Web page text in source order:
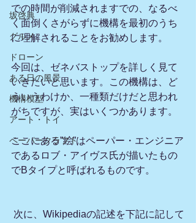
坂啓典
グルメ
ドローン
ある日の風景
機構模型
アート・トイ
ペーパークラフト
での時間が削減されますでの、なるべ
く面倒くさがらずに機構を最初のうち
に理解されることをお勧めします。
今回は、ゼネバストップを詳しく見て
いきたいと思います。この機構は、ど
ういうわけか、一種類だけだと思われ
がちですが、実はいくつかあります。
ここにある”絵”はペーパー・エンジニア
であるロブ・アイヴス氏が描いたもの
でBタイプと呼ばれるものです。